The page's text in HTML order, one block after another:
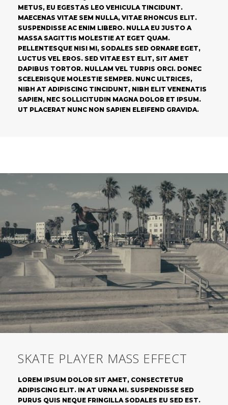
METUS, EU EGESTAS LEO VEHICULA TINCIDUNT.
MAECENAS VITAE SEM NULLA, VITAE RHONCUS ELIT.
SUSPENDISSE AC ENIM LIBERO. NULLA EU JUSTO A
MASSA SAGITTIS MOLESTIE AT EGET QUAM.
PELLENTESQUE NISI MI, SODALES SED ORNARE EGET,
LUCTUS VEL EROS. SED VITAE EST ELIT, SIT AMET
DAPIBUS TORTOR. NULLAM VEL TURPIS ORCI. DONEC
SCELERISQUE MOLESTIE SEMPER. NUNC ULTRICES,
NIBH AT ADIPISCING TINCIDUNT, NIBH ELIT VENENATIS
SAPIEN, NEC SOLLICITUDIN MAGNA DOLOR ET IPSUM.
UT PLACERAT NUNC NON SAPIEN ELEIFEND GRAVIDA.
SKATE PLAYER MASS EFFECT
LOREM IPSUM DOLOR SIT AMET, CONSECTETUR
ADIPISCING ELIT. IN AT URNA MI. SUSPENDISSE SED
PURUS QUIS NEQUE FRINGILLA SODALES EU SED EST.